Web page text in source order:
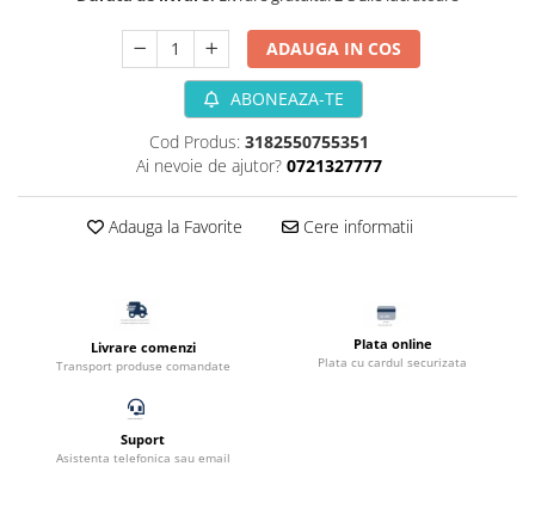
Filtru extern acvariu
Filtru intern acvariu
Lampa pentru acvariu
Neoane si LED-uri pentru acvarii
Substrat acvariu
Sterilizator acvariu
Fertilizatori acvarii
Tratamente pesti acvariu
Furtune si conectori acvarii
ADAUGA IN COS
ABONEAZA-TE
Cod Produs: 3182550755351
Ai nevoie de ajutor? 0721327777
Adauga la Favorite Cere informatii
Livrare comenzi
Transport produse comandate
Plata online
Plata cu cardul securizata
Suport
Asistenta telefonica sau email